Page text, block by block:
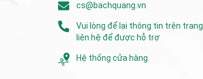
cs@bachquang.vn
Vui lòng để lại thông tin trên trang
liên hệ để được hỗ trợ
Hệ thống cửa hàng